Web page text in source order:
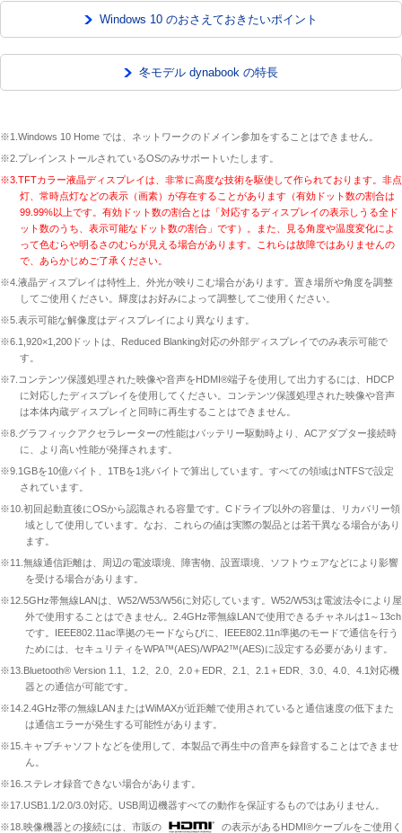
Windows 10 のおさえておきたいポイント
冬モデル dynabook の特長
※1.Windows 10 Home では、ネットワークのドメイン参加をすることはできません。
※2.プレインストールされているOSのみサポートいたします。
※3.TFTカラー液晶ディスプレイは、非常に高度な技術を駆使して作られております。非点
灯、常時点灯などの表示（画素）が存在することがあります（有効ドット数の割合は
99.99%以上です。有効ドット数の割合とは「対応するディスプレイの表示しうる全ド
ット数のうち、表示可能なドット数の割合」です）。また、見る角度や温度変化によ
って色むらや明るさのむらが見える場合があります。これらは故障ではありませんの
で、あらかじめご了承ください。
※4.液晶ディスプレイは特性上、外光が映りこむ場合があります。置き場所や角度を調整
してご使用ください。輝度はお好みによって調整してご使用ください。
※5.表示可能な解像度はディスプレイにより異なります。
※6.1,920×1,200ドットは、Reduced Blanking対応の外部ディスプレイでのみ表示可能で
す。
※7.コンテンツ保護処理された映像や音声をHDMI®端子を使用して出力するには、HDCP
に対応したディスプレイを使用してください。コンテンツ保護処理された映像や音声
は本体内蔵ディスプレイと同時に再生することはできません。
※8.グラフィックアクセラレーターの性能はバッテリー駆動時より、ACアダプター接続時
に、より高い性能が発揮されます。
※9.1GBを10億バイト、1TBを1兆バイトで算出しています。すべての領域はNTFSで設定
されています。
※10.初回起動直後にOSから認識される容量です。Cドライブ以外の容量は、リカバリー領
域として使用しています。なお、これらの値は実際の製品とは若干異なる場合があり
ます。
※11.無線通信距離は、周辺の電波環境、障害物、設置環境、ソフトウェアなどにより影響
を受ける場合があります。
※12.5GHz帯無線LANは、W52/W53/W56に対応しています。W52/W53は電波法令により屋
外で使用することはできません。2.4GHz帯無線LANで使用できるチャネルは1～13ch
です。IEEE802.11ac準拠のモードならびに、IEEE802.11n準拠のモードで通信を行う
ためには、セキュリティをWPA™(AES)/WPA2™(AES)に設定する必要があります。
※13.Bluetooth® Version 1.1、1.2、2.0、2.0＋EDR、2.1、2.1＋EDR、3.0、4.0、4.1対応機
器との通信が可能です。
※14.2.4GHz帯の無線LANまたはWiMAXが近距離で使用されていると通信速度の低下また
は通信エラーが発生する可能性があります。
※15.キャプチャソフトなどを使用して、本製品で再生中の音声を録音することはできませ
ん。
※16.ステレオ録音できない場合があります。
※17.USB1.1/2.0/3.0対応。USB周辺機器すべての動作を保証するものではありません。
※18.映像機器との接続には、市販の
の表示があるHDMI®ケーブルをご使用く